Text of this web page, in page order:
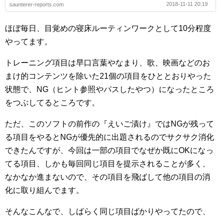
saunterer-reports.com 2018-11-11 20:19
ほぼ毎日、目覚めの寝床ルーティンワークとして10分程度
やってます。
トレーニング項目は早口言葉やなまり、歌、映画などのお
まけ的コンテンツを除いた21個の項目をひととおりやった
状態で、NG（ヒント参照やパスしたやつ）になったところ
をつぶしてるところです。
ただ、このソフトの前作の『えいご漬け』ではNGが残って
る項目をやるとNGが優先的に出題されるのでサクサク消化
できたんですが、今回は一部の項目でなぜか既にOKになっ
てる項目、しかも毎回同じ項目を提示されることが多く、
なかなか進まないので、その項目を飛ばして他の項目の消
化に取り組んでます。
そんなこんなで、しばらく同じ項目ばかりやってたので、